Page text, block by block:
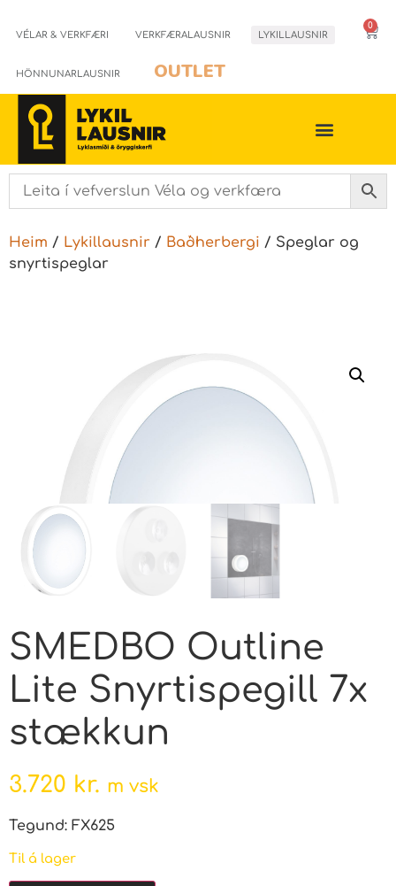
VÉLAR & VERKFÆRI VERKFÆRALAUSNIR LYKILLAUSNIR
HÖNNUNARLAUSNIR OUTLET
0
Heim / Lykillausnir / Baðherbergi / Speglar og
snyrtispeglar
SMEDBO Outline
Lite Snyrtispegill 7x
stækkun
3.720 kr. m vsk
Tegund: FX625
Til á lager